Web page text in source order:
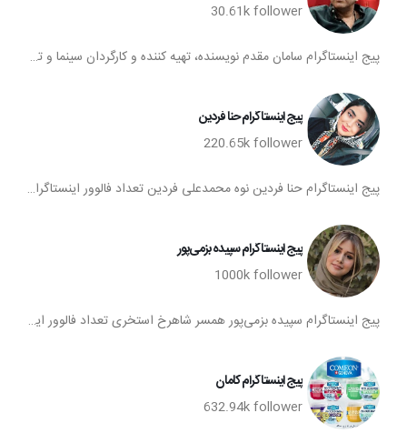
30.61kfollower
پیج اینستاگرام سامان مقدم نویسنده، تهیه کننده و کارگردان سینما و تلویزیون تعداد فالوور اینستاگرام سامان مقدم اینستاگرام سامان مقدم فالوورهای اکانت اینستا سامان مقدم
پیج اینستاگرام حنا فردين
220.65kfollower
پیج اینستاگرام حنا فردين نوه محمدعلی فردین تعداد فالوور اینستاگرام حنا فردين اینستاگرام حنا فردين فالوورهای اکانت اینستا حنا فردين
پیج اینستاگرام سپیده بزمی‌پور
1000kfollower
پیج اینستاگرام سپیده بزمی‌پور همسر شاهرخ استخری تعداد فالوور اینستاگرام سپیده بزمی‌پور اینستاگرام سپیده بزمی‌پور فالوورهای اکانت اینستا سپیده بزمی‌پور
پیج اینستاگرام کامان
632.94kfollower